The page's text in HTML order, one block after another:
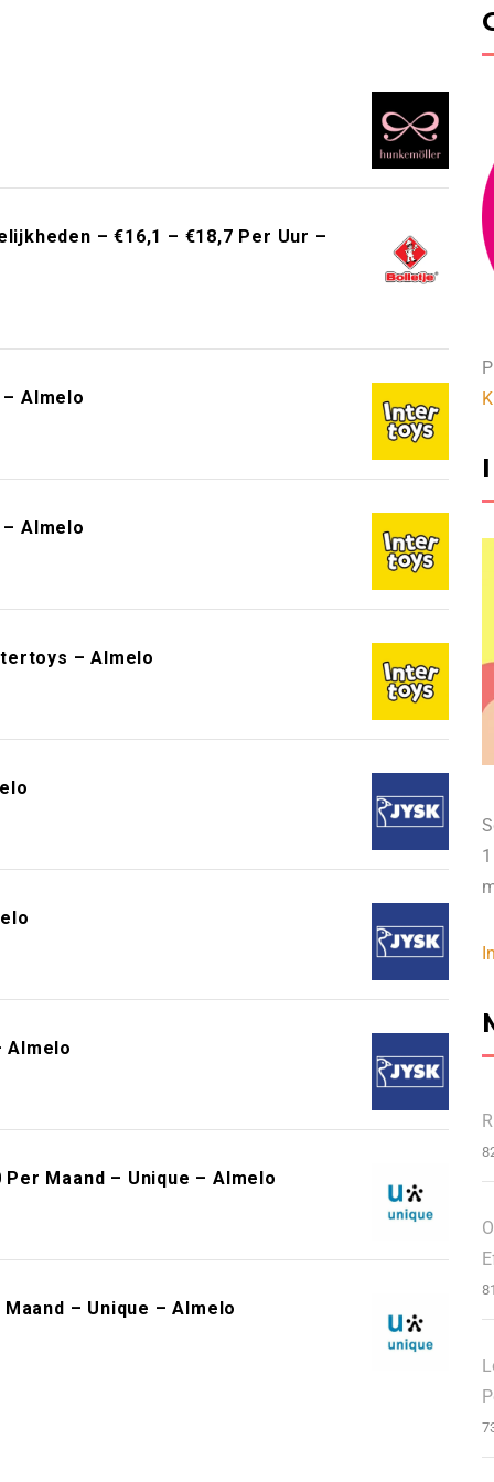
– €16,1 – €18,7 Per Uur –
Almelo
Almelo
– Almelo
Almelo
Maand – Unique – Almelo
– Unique – Almelo